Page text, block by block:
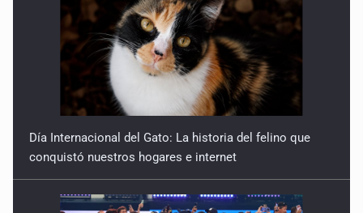
Día Internacional del Gato: La historia del felino que
conquistó nuestros hogares e internet